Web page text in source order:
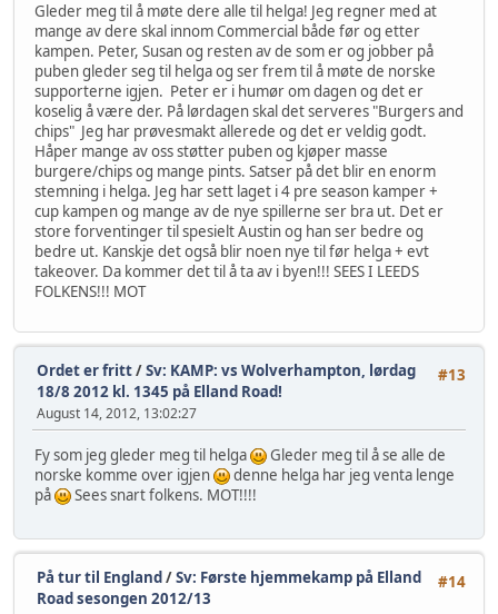
Gleder meg til å møte dere alle til helga! Jeg regner med at
mange av dere skal innom Commercial både før og etter
kampen. Peter, Susan og resten av de som er og jobber på
puben gleder seg til helga og ser frem til å møte de norske
supporterne igjen. Peter er i humør om dagen og det er
koselig å være der. På lørdagen skal det serveres "Burgers and
chips" Jeg har prøvesmakt allerede og det er veldig godt.
Håper mange av oss støtter puben og kjøper masse
burgere/chips og mange pints. Satser på det blir en enorm
stemning i helga. Jeg har sett laget i 4 pre season kamper +
cup kampen og mange av de nye spillerne ser bra ut. Det er
store forventinger til spesielt Austin og han ser bedre og
bedre ut. Kanskje det også blir noen nye til før helga + evt
takeover. Da kommer det til å ta av i byen!!! SEES I LEEDS
FOLKENS!!! MOT
#13
Ordet er fritt/Sv: KAMP: vs Wolverhampton, lørdag
18/8 2012 kl. 1345 på Elland Road!
August 14, 2012, 13:02:27
Fy som jeg gleder meg til helga
Gleder meg til å se alle de
norske komme over igjen
denne helga har jeg venta lenge
på
Sees snart folkens. MOT!!!!
#14
På tur til England/Sv: Første hjemmekamp på Elland
Road sesongen 2012/13